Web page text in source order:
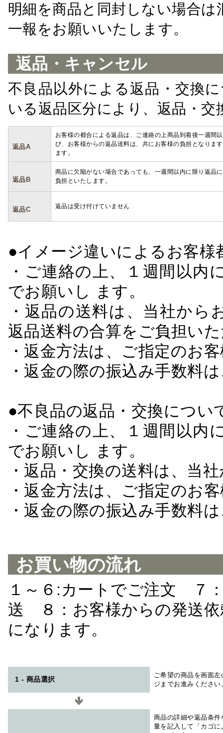
明細を商品と同封しない場合
一報をお願いいたします。
返品・キャンセル
不良品以外による返品・交換
いる返品区分により、返品・
返品A
お客様の都合による返品は、ご連絡の上商品到着後一週間
び、お客様からの返品送料は、共にお客様の負担となりま
ます。
返品B
商品に欠陥がない場合であっても、一週間以内に限り返品
負担といたします。
返品C 返品は受け付けていません
●イメージ違いによるお客
・ご連絡の上、１週間以
でお願いし ます。
・返品の送料は、当社か
返品送料の合算をご負担い
・返金方法は、ご指定のお
・返金の際の振込み手数料
●不良品の返品・交換につい
・ご連絡の上、１週間以
でお願いし ます。
・返品・交換の送料は、当
・返金方法は、ご指定のお
・返金の際の振込み手数料
お買い物の流れ
１～６:カートでご注文 ７
送 ８：お客様からの発送
になります。
1 - 商品選択
ご希望の商品を画面
ジまでお進みください
商品の詳細や返品条
量を記入して「カゴ